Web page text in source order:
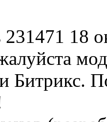
231471 18
Битрикс.